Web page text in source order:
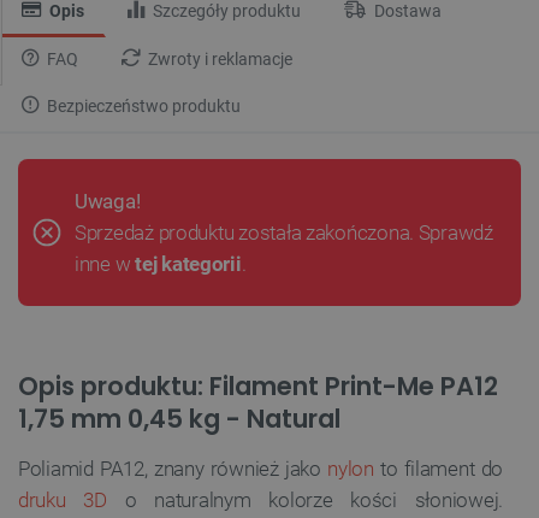
Opis Szczegóły produktu Dostawa
FAQ Zwroty i reklamacje
Bezpieczeństwo produktu
Uwaga!
Sprzedaż produktu została zakończona. Sprawdź
inne wtej kategorii.
Opis produktu: Filament Print-Me PA12
1,75 mm 0,45 kg - Natural
Poliamid PA12, znany również jako nylon to filament do
druku 3D o naturalnym kolorze kości słoniowej.